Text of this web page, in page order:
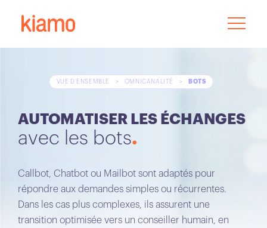
VUE D’ENSEMBLE > OMNICANALITÉ > BOTS
AUTOMATISER LES ÉCHANGES
avec les bots
Callbot, Chatbot ou Mailbot sont adaptés pour
répondre aux demandes simples ou récurrentes.
Dans les cas plus complexes, ils assurent une
transition optimisée vers un conseiller humain, en